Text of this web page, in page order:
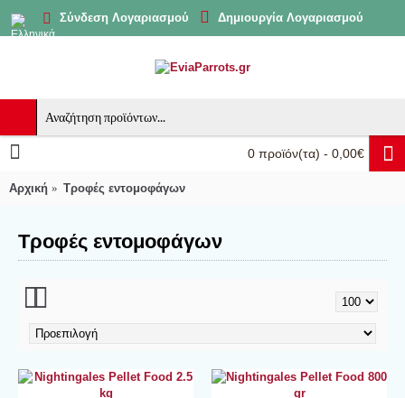
Σύνδεση Λογαριασμού Δημιουργία Λογαριασμού
0 προϊόν(τα) - 0,00€
Αρχική Τροφές εντομοφάγων
Τροφές εντομοφάγων